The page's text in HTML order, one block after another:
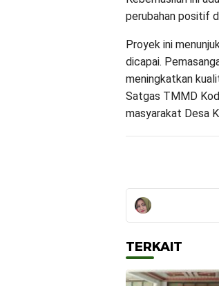
perubahan positif
Proyek ini
dicapai.
meningkatkan
Satgas TMMD
masyarakat Desa
TERKAIT